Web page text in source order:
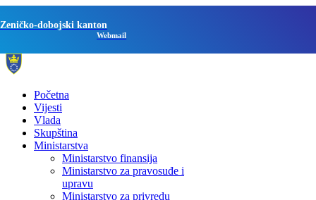
Zeničko-dobojski kanton
Webmail
Početna
Vijesti
Vlada
Skupština
Ministarstva
Ministarstvo finansija
Ministarstvo za pravosuđe i
upravu
Ministarstvo za privredu